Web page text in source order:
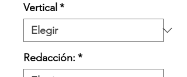
Vertical*
Redacción: *